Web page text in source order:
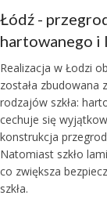
Łódź -
hartowanego i
Realizacja w Łodzi
została zbudowana
rodzajów szkła:
cechuje się
konstrukcja
Natomiast szkło
co zwiększa
szkła.